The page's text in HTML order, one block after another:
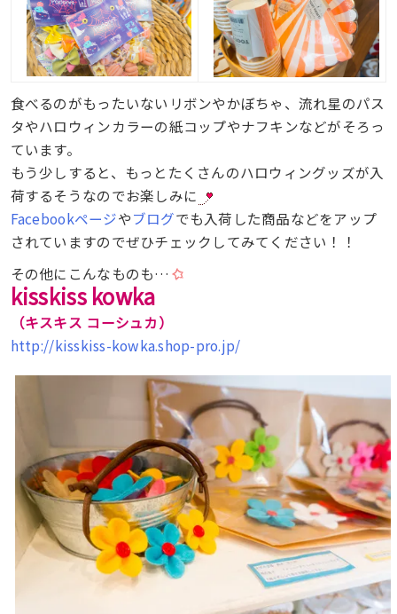
食べるのがもったいないリボンやかぼちゃ、流れ星のパス
タやハロウィンカラーの紙コップやナフキンなどがそろっ
ています。
もう少しすると、もっとたくさんのハロウィングッズが入
荷するそうなのでお楽しみに
Facebookページやブログでも入荷した商品などをアップ
されていますのでぜひチェックしてみてください！！
その他にこんなものも…
kisskiss kowka
（キスキス コーシュカ）
http://kisskiss-kowka.shop-pro.jp/